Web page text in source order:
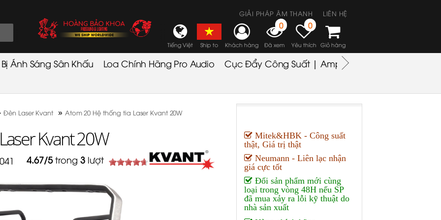
LIÊN HỆ
GIẢI PHÁP ÂM THANH
Tiếng Việt Ship to Khách hàng
0
Đã xem
0
Yêu thích Giỏ hàng
Ánh Sáng Sân Khấu Loa Chính Hãng Pro Audio Cục Đẩy Công Suất | Amplifiers
Đèn Laser Kvant » Atom 20 Hệ thống tia Laser Kvant 20W
Kvant 20W
4.67/5trong 3 lượt
Mitek&HBK - Công suất
thật, Giá trị thật
Neumann - Liên lạc nhận
giá cực tốt
Đổi sản phẩm mới cùng
loại trong vòng 48H nếu SP
đã mua xảy ra lỗi kỹ thuật do
nhà sản xuất